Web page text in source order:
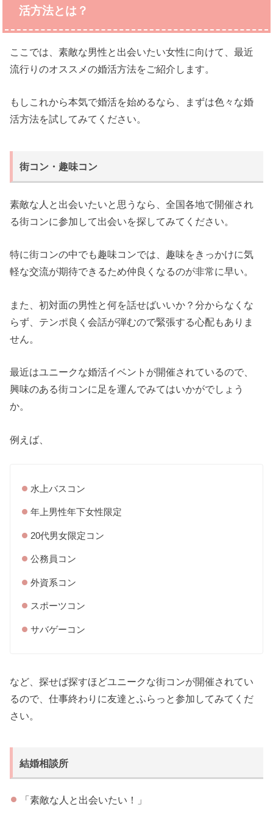
活方法とは？
ここでは、素敵な男性と出会いたい女性に向けて、最近
流行りのオススメの婚活方法をご紹介します。
もしこれから本気で婚活を始めるなら、まずは色々な婚
活方法を試してみてください。
街コン・趣味コン
素敵な人と出会いたいと思うなら、全国各地で開催され
る街コンに参加して出会いを探してみてください。
特に街コンの中でも趣味コンでは、趣味をきっかけに気
軽な交流が期待できるため仲良くなるのが非常に早い。
また、初対面の男性と何を話せばいいか？分からなくな
らず、テンポ良く会話が弾むので緊張する心配もありま
せん。
最近はユニークな婚活イベントが開催されているので、
興味のある街コンに足を運んでみてはいかがでしょう
か。
例えば、
水上バスコン
年上男性年下女性限定
20代男女限定コン
公務員コン
外資系コン
スポーツコン
サバゲーコン
など、探せば探すほどユニークな街コンが開催されてい
るので、仕事終わりに友達とふらっと参加してみてくだ
さい。
結婚相談所
「素敵な人と出会いたい！」